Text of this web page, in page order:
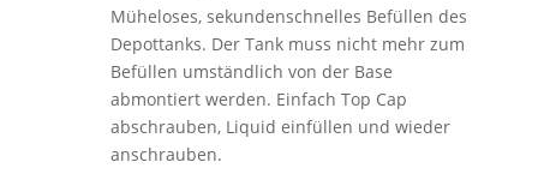
Müheloses, sekundenschnelles Befüllen des
Depottanks. Der Tank muss nicht mehr zum
Befüllen umständlich von der Base
abmontiert werden. Einfach Top Cap
abschrauben, Liquid einfüllen und wieder
anschrauben.